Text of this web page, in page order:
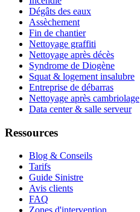
Dégâts des eaux
Assèchement
Fin de chantier
Nettoyage graffiti
Nettoyage après décès
Syndrome de Diogène
Squat & logement insalubre
Entreprise de débarras
Nettoyage après cambriolage
Data center & salle serveur
Ressources
Blog & Conseils
Tarifs
Guide Sinistre
Avis clients
FAQ